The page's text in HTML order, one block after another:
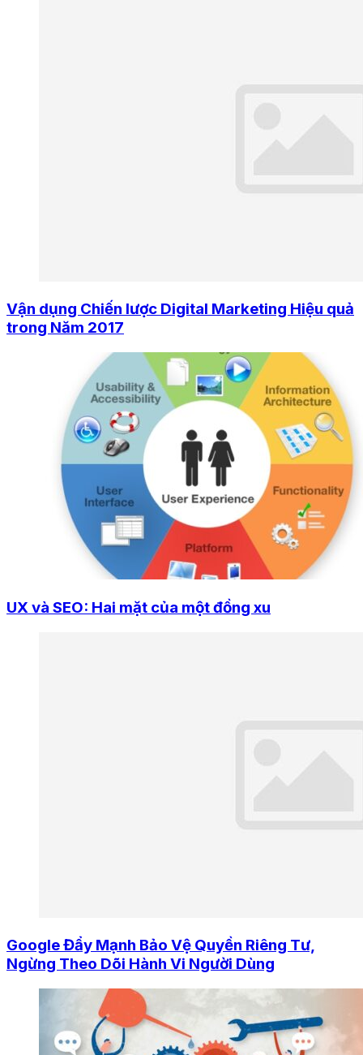
Vận dụng Chiến lược Digital Marketing Hiệu quả
trong Năm 2017
UX và SEO: Hai mặt của một đồng xu
Google Đẩy Mạnh Bảo Vệ Quyền Riêng Tư,
Ngừng Theo Dõi Hành Vi Người Dùng